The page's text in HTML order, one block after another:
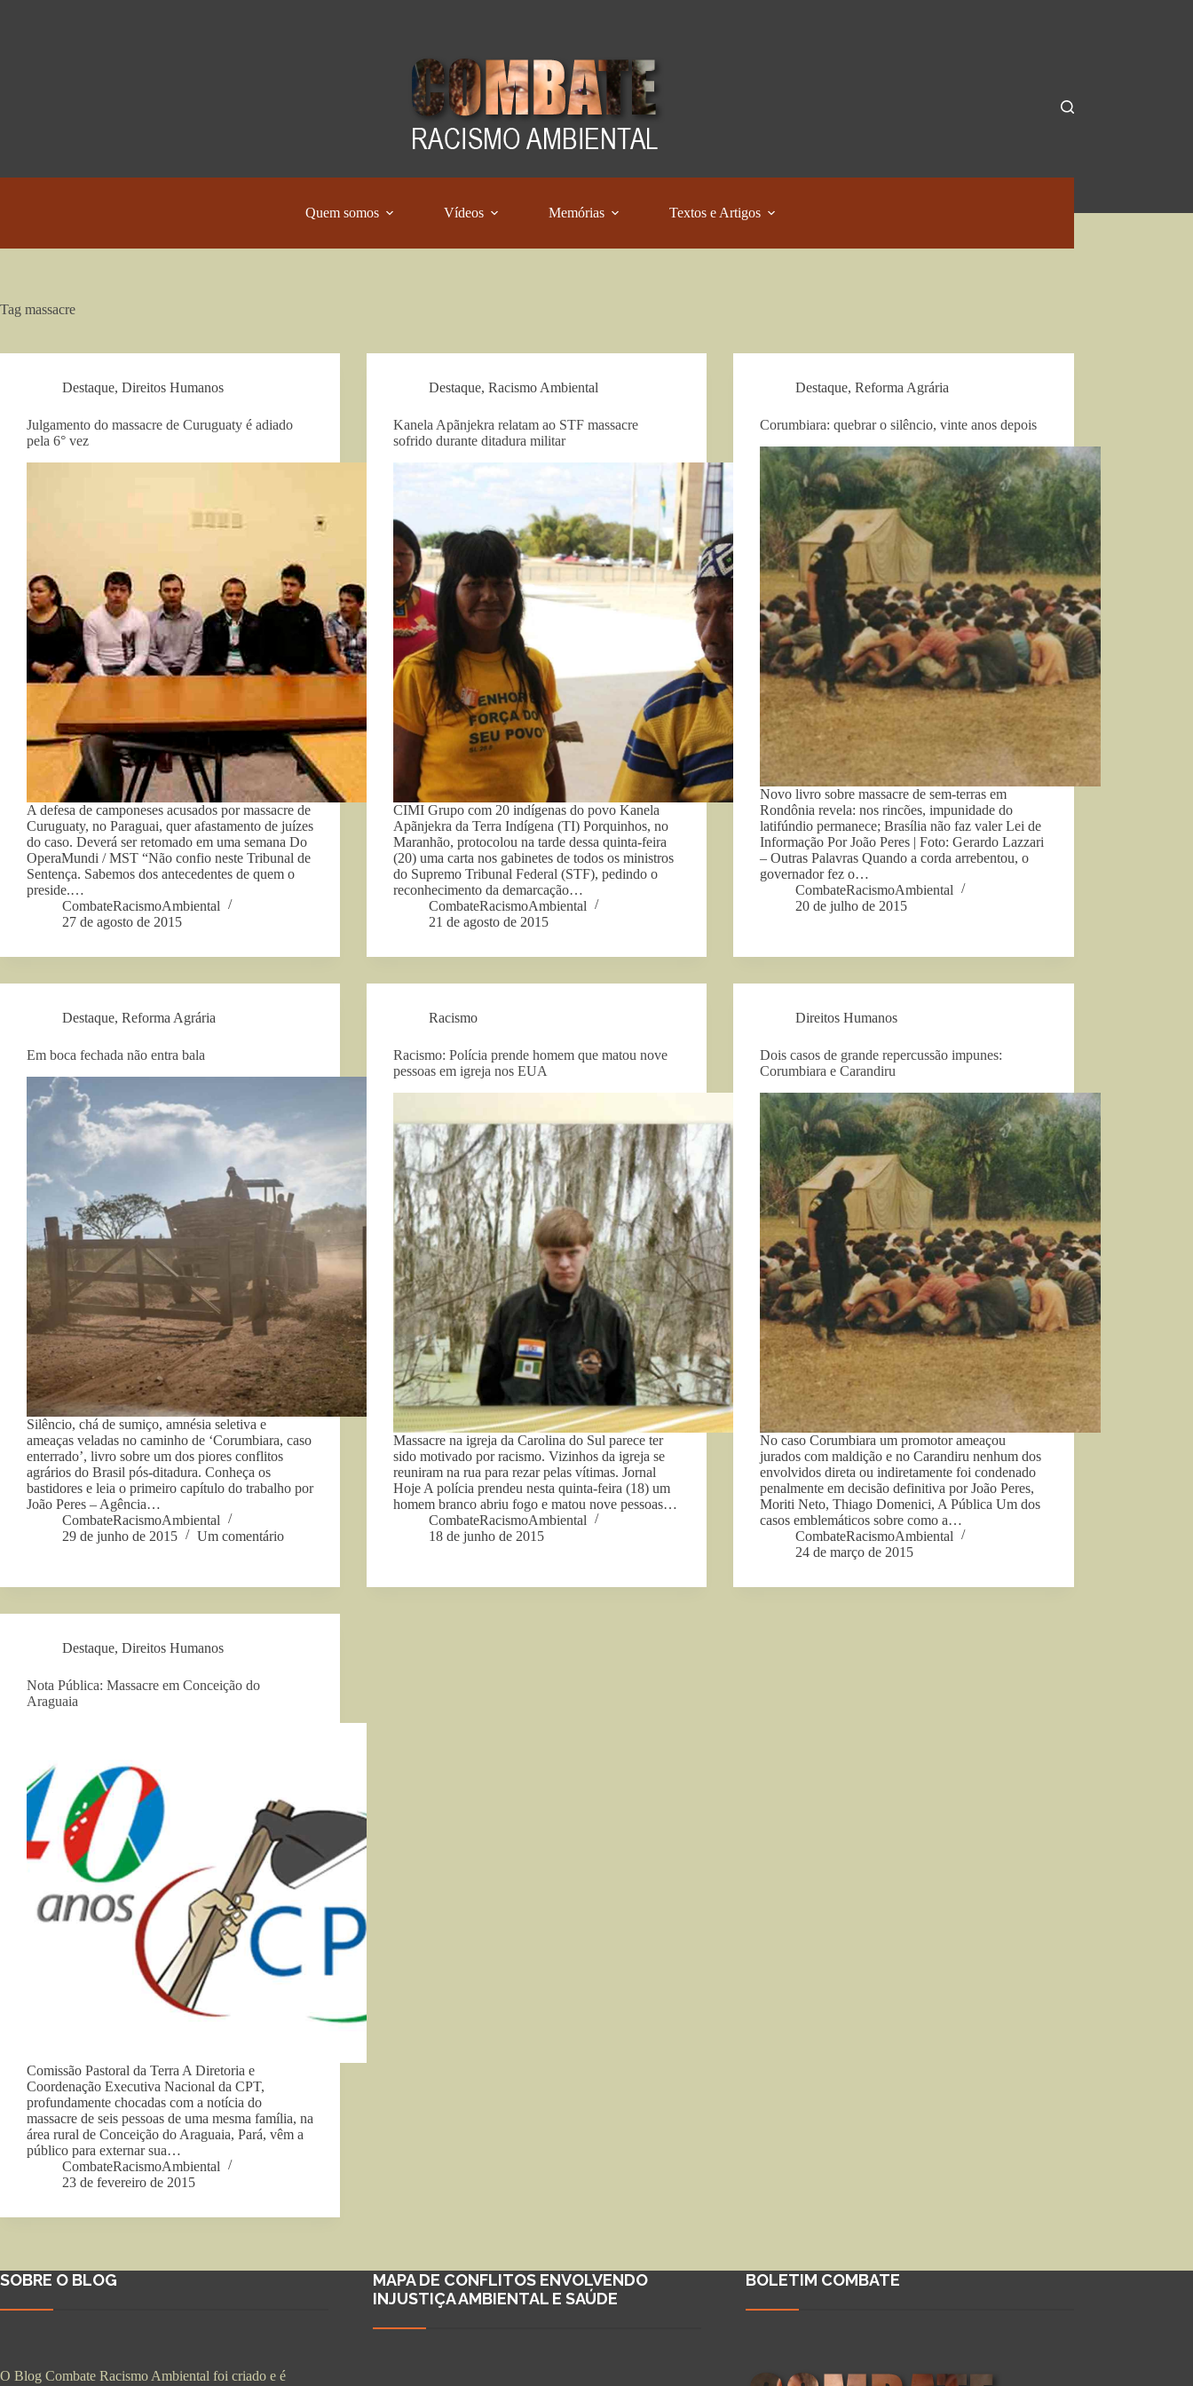
Quem somos Vídeos Memórias Textos e Artigos
Tag massacre
Destaque, Direitos Humanos
Julgamento do massacre de Curuguaty é adiado
pela 6° vez
A defesa de camponeses acusados por massacre de
Curuguaty, no Paraguai, quer afastamento de juízes
do caso. Deverá ser retomado em uma semana Do
OperaMundi / MST “Não confio neste Tribunal de
Sentença. Sabemos dos antecedentes de quem o
preside.…
CombateRacismoAmbiental
27 de agosto de 2015
Destaque,Racismo Ambiental
Kanela Apãnjekra relatam ao STF massacre
sofrido durante ditadura militar
CIMI Grupo com 20 indígenas do povo Kanela
Apãnjekra da Terra Indígena (TI) Porquinhos, no
Maranhão, protocolou na tarde dessa quinta-feira
(20) uma carta nos gabinetes de todos os ministros
do Supremo Tribunal Federal (STF), pedindo o
reconhecimento da demarcação…
CombateRacismoAmbiental
21 de agosto de 2015
Destaque,Reforma Agrária
Corumbiara: quebrar o silêncio, vinte anos depois
Novo livro sobre massacre de sem-terras em
Rondônia revela: nos rincões, impunidade do
latifúndio permanece; Brasília não faz valer Lei de
Informação Por João Peres | Foto: Gerardo Lazzari
– Outras Palavras Quando a corda arrebentou, o
governador fez o…
CombateRacismoAmbiental
20 de julho de 2015
Destaque, Reforma Agrária
Em boca fechada não entra bala
Silêncio, chá de sumiço, amnésia seletiva e
ameaças veladas no caminho de ‘Corumbiara, caso
enterrado’, livro sobre um dos piores conflitos
agrários do Brasil pós-ditadura. Conheça os
bastidores e leia o primeiro capítulo do trabalho por
João Peres – Agência…
CombateRacismoAmbiental
29 de junho de 2015
Um comentário
Racismo
Racismo: Polícia prende homem que matou nove
pessoas em igreja nos EUA
Massacre na igreja da Carolina do Sul parece ter
sido motivado por racismo. Vizinhos da igreja se
reuniram na rua para rezar pelas vítimas. Jornal
Hoje A polícia prendeu nesta quinta-feira (18) um
homem branco abriu fogo e matou nove pessoas…
CombateRacismoAmbiental
18 de junho de 2015
Direitos Humanos
Dois casos de grande repercussão impunes:
Corumbiara e Carandiru
No caso Corumbiara um promotor ameaçou
jurados com maldição e no Carandiru nenhum dos
envolvidos direta ou indiretamente foi condenado
penalmente em decisão definitiva por João Peres,
Moriti Neto, Thiago Domenici, A Pública Um dos
casos emblemáticos sobre como a…
CombateRacismoAmbiental
24 de março de 2015
Destaque, Direitos Humanos
Nota Pública: Massacre em Conceição do
Araguaia
Comissão Pastoral da Terra A Diretoria e
Coordenação Executiva Nacional da CPT,
profundamente chocadas com a notícia do
massacre de seis pessoas de uma mesma família, na
área rural de Conceição do Araguaia, Pará, vêm a
público para externar sua…
CombateRacismoAmbiental
23 de fevereiro de 2015
SOBRE O BLOG
O Blog Combate Racismo Ambiental foi criado e é
MAPA DE CONFLITOS ENVOLVENDO
INJUSTIÇA AMBIENTAL E SAÚDE
BOLETIM COMBATE